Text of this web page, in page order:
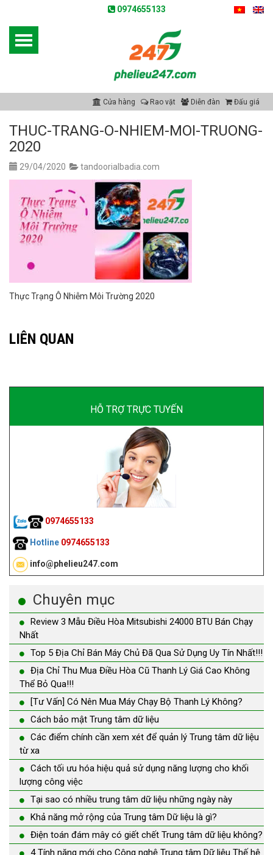
0974655133
Cửa hàng Rao vặt Diễn đàn Đấu giá
THUC-TRANG-O-NHIEM-MOI-TRUONG-
2020
29/04/2020 tandoorialbadia.com
Thực Trạng Ô Nhiễm Môi Trường 2020
LIÊN QUAN
HỖ TRỢ TRỰC TUYẾN
0974655133
Hotline 0974655133
info@phelieu247.com
Chuyên mục
Review 3 Mẫu Điều Hòa Mitsubishi 24000 BTU Bán Chạy
Nhất
Top 5 Địa Chỉ Bán Máy Chủ Đã Qua Sử Dụng Uy Tín Nhất!!!
Địa Chỉ Thu Mua Điều Hòa Cũ Thanh Lý Giá Cao Không
Thể Bỏ Qua!!!
[Tư Vấn] Có Nên Mua Máy Chạy Bộ Thanh Lý Không?
Cách bảo mật Trung tâm dữ liệu
Các điểm chính cần xem xét để quản lý Trung tâm dữ liệu
từ xa
Cách tối ưu hóa hiệu quả sử dụng năng lượng cho khối
lượng công việc
Tại sao có nhiều trung tâm dữ liệu những ngày này
Khả năng mở rộng của Trung tâm Dữ liệu là gì?
Điện toán đám mây có giết chết Trung tâm dữ liệu không?
4 Tính năng mới cho Công nghệ Trung tâm Dữ liệu Thế hệ